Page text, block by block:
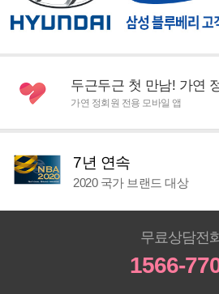
두근두근 첫 만남! 가연
가연 정회원 전용 모바일 앱
7년 연속
2020 국가 브랜드 대상
무료상담전
1566-